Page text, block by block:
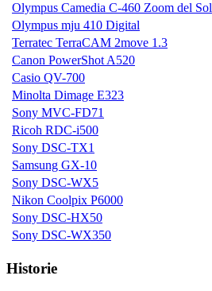
Olympus Camedia C-460 Zoom del Sol
Olympus mju 410 Digital
Terratec TerraCAM 2move 1.3
Canon PowerShot A520
Casio QV-700
Minolta Dimage E323
Sony MVC-FD71
Ricoh RDC-i500
Sony DSC-TX1
Samsung GX-10
Sony DSC-WX5
Nikon Coolpix P6000
Sony DSC-HX50
Sony DSC-WX350
Historie